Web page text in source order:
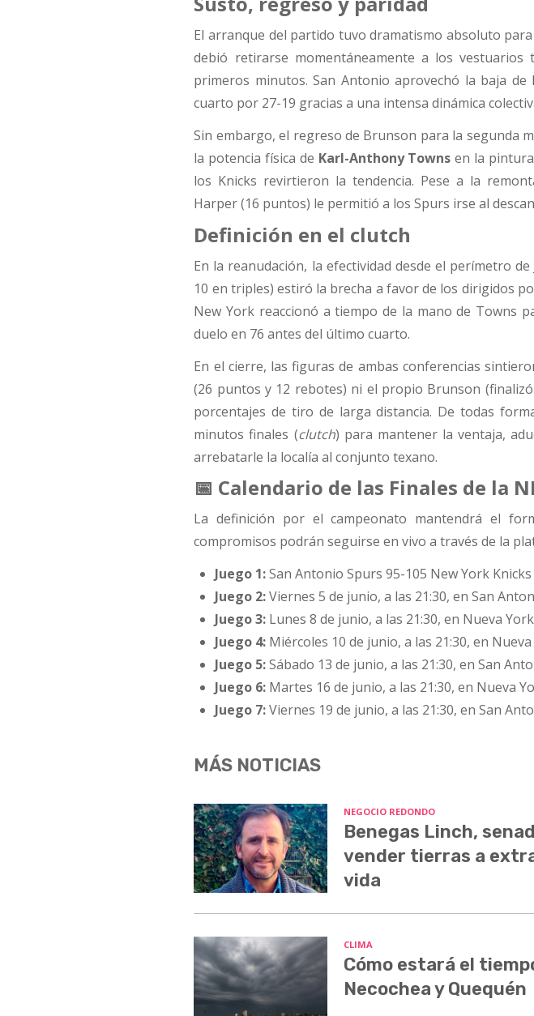
El arranque del partido tuvo dramatismo absoluto
debió retirarse momentáneamente a los
primeros minutos. San Antonio aprovechó la baja
cuarto por 27-19 gracias a una intensa dinámica
Sin embargo, el regreso de Brunson para la segunda
la potencia física de Karl-Anthony Towns en la
los Knicks revirtieron la tendencia. Pese a la
Harper (16 puntos) le permitió a los Spurs irse al
Definición en el clutch
En la reanudación, la efectividad desde el perímetro
10 en triples) estiró la brecha a favor de los dirigidos
New York reaccionó a tiempo de la mano de Towns
duelo en 76 antes del último cuarto.
En el cierre, las figuras de ambas conferencias
(26 puntos y 12 rebotes) ni el propio Brunson
porcentajes de tiro de larga distancia. De todas
minutos finales (clutch) para mantener la ventaja,
arrebatarle la localía al conjunto texano.
📅 Calendario de las Finales de la
La definición por el campeonato mantendrá el
compromisos podrán seguirse en vivo a través de la
Juego 1:San Antonio Spurs 95-105 New York Knicks
Juego 2:Viernes 5 de junio, a las 21:30, en San
Juego 3:Lunes 8 de junio, a las 21:30, en Nueva York
Juego 4:Miércoles 10 de junio, a las 21:30, en
Juego 5:Sábado 13 de junio, a las 21:30, en San
Juego 6:Martes 16 de junio, a las 21:30, en Nueva
Juego 7:Viernes 19 de junio, a las 21:30, en San
MÁS NOTICIAS
NEGOCIO REDONDO
Benegas Linch,
vender tierras a
vida
CLIMA
Cómo estará el
Necochea y Quequén